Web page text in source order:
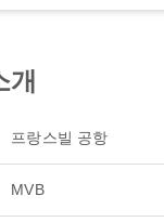
개
프랑스빌 공항
MVB